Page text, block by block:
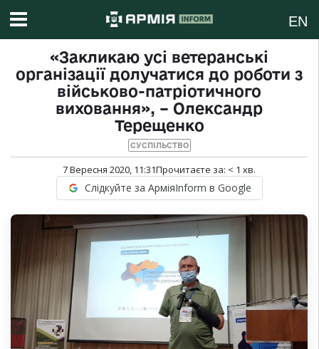
EN
«Закликаю усі ветеранські
організації долучатися до роботи з
військово-патріотичного
виховання», – Олександр
Терещенко
СУСПІЛЬСТВО
7 Вересня 2020, 11:31Прочитаєте за: < 1 хв.
Слідкуйте за АрміяInform в Google